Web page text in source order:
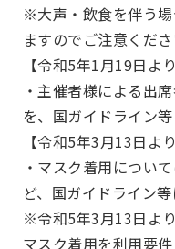
※大声・飲食を伴う
ますのでご注意くださ
【令和5年1月19日よ
・主催者様による出
を、国ガイドライン
【令和5年3月13日よ
・マスク着用につい
ど、国ガイドライン
※令和5年3月13日よ
マスク着用を利用要